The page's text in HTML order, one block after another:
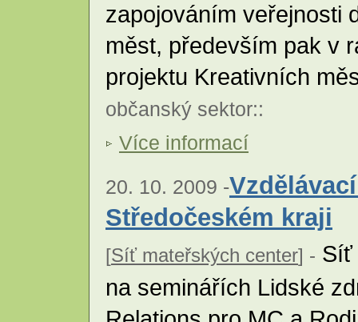
zapojováním veřejnosti
měst, především pak v
projektu Kreativních
občanský sektor::
Více informací
20. 10. 2009 -
Středočeském kraji
[Síť mateřských center] - Síť
na seminářích Lidské